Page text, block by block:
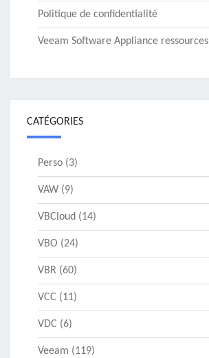
Politique de confidentialité
Veeam Software Appliance ressources
CATÉGORIES
Perso (3)
VAW (9)
VBCloud (14)
VBO (24)
VBR (60)
VCC (11)
VDC (6)
Veeam (119)